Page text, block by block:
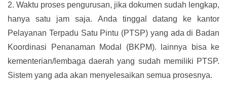
2. Waktu proses pengurusan, jika dokumen sudah lengkap,
hanya satu jam saja. Anda tinggal datang ke kantor
Pelayanan Terpadu Satu Pintu (PTSP) yang ada di Badan
Koordinasi Penanaman Modal (BKPM). lainnya bisa ke
kementerian/lembaga daerah yang sudah memiliki PTSP.
Sistem yang ada akan menyelesaikan semua prosesnya.